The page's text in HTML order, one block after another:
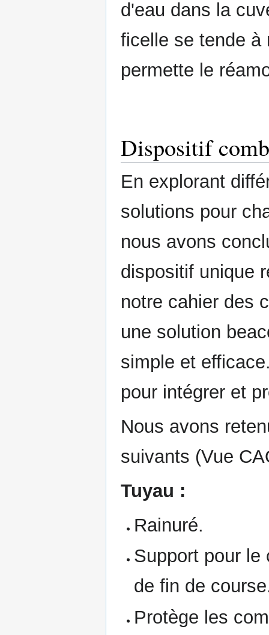
d'eau dans la
ficelle se tende à
permette le
Dispositif
En explorant
solutions pour
nous avons
dispositif unique
notre cahier des
une solution
simple et
pour intégrer et
Nous avons
suivants (Vue
Tuyau :
Rainuré.
Support pour le
de fin de
Protège les